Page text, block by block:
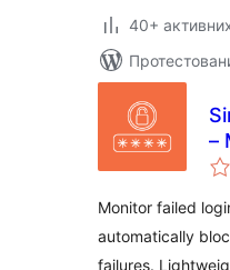
40+
–
Monitor failed
automatically
failures.